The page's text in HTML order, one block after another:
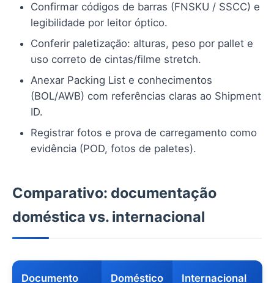
Confirmar códigos de barras (FNSKU / SSCC) e
legibilidade por leitor óptico.
Conferir paletização: alturas, peso por pallet e
uso correto de cintas/filme stretch.
Anexar Packing List e conhecimentos
(BOL/AWB) com referências claras ao Shipment
ID.
Registrar fotos e prova de carregamento como
evidência (POD, fotos de paletes).
Comparativo: documentação
doméstica vs. internacional
Documento Doméstico Internacional